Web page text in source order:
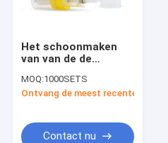
Fabrieksreis
Nieuws
Gevallen
Het schoonmaken
van van de de
het
Wasschuimplastic
410
MOQ:1000SETS
Ontvang de meest recente Prijs
Contact nu